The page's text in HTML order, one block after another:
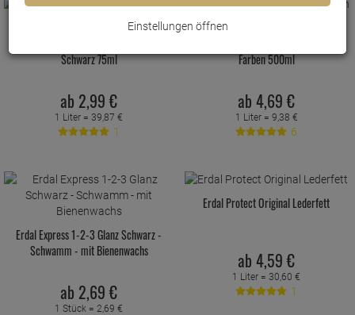
Schwarz 75ml
ab 2,99 €
1 Liter = 39,87 €
1
Farben 500ml
ab 4,69 €
1 Liter = 9,38 €
6
Erdal Express 1-2-3 Glanz Schwarz -
Schwamm - mit Bienenwachs
ab 2,69 €
1 Stück = 2,69 €
Erdal Protect Original Lederfett
ab 4,59 €
1 Liter = 30,60 €
1
Einstellungen öffnen